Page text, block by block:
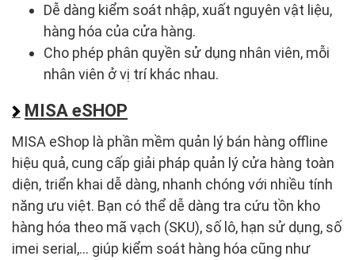
Dễ dàng kiểm soát nhập, xuất nguyên vật liệu,
hàng hóa của cửa hàng.
Cho phép phân quyền sử dụng nhân viên, mỗi
nhân viên ở vị trí khác nhau.
MISA eSHOP
MISA eShop là phần mềm quản lý bán hàng offline
hiệu quả, cung cấp giải pháp quản lý cửa hàng toàn
diện, triển khai dễ dàng, nhanh chóng với nhiều tính
năng ưu việt. Bạn có thể dễ dàng tra cứu tồn kho
hàng hóa theo mã vạch (SKU), số lô, hạn sử dụng, số
imei serial,... giúp kiểm soát hàng hóa cũng như